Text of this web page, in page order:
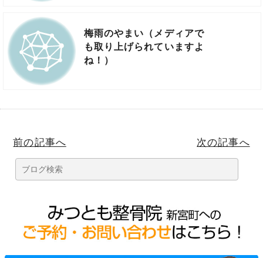
梅雨のやまい（メディアで
も取り上げられていますよ
ね！）
前の記事へ 次の記事へ